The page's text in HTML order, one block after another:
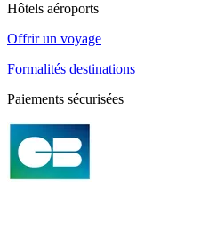
Hôtels aéroports
Offrir un voyage
Formalités destinations
Paiements sécurisées